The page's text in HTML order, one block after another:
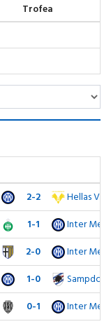
Trofea
2-2
Hellas
1-1
Inter
2-0
Inter
1-0
Sampdoria
0-1 Inter